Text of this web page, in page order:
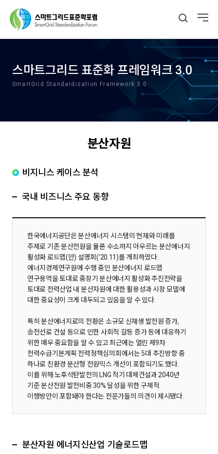
스마트그리드 표준화 프레임워크 3.0
SmartGrid Standardization Framework 3.0
분산자원
비지니스 케이스 분석
국내 비즈니스 주요 동향
한국에너지공단은 분산에너지 시스템의 현재와 미래를
주제로 기존 분산전원을 물론 수소까지 아우르는 분산에너지
활성화 로드맵(안) 설명회(‘20.11)를 개최하였다.
에너지경제연구원에 수행 중인 분산에너지 로드맵
연구용역을 토대로 중장기 분산에너지 활성화 추진전략을
토대로 전력산업 내 분산자원에 대한 활용성과 시장 모델에
대한 중요성이 크게 대두되고 있음을 알 수 있다.
특히 분산에너지로의 전환은 소규모 신재생 발전원 증가,
송전선로 건설 등으로 인한 사회적 갈등 증가 등에 대응하기
위한 매우 중요함을 알 수 있고 최근에는 열린 제9차
전력수급기본계획 전력정책심의회에서는 5대 추진방향 중
하나로 친환경·분산형 전원믹스 개선이 포함되기도 했다.
이를 위해 노후석탄발전의 LNG 적기 대체건설과 2040년
기준 분산전원 발전비중 30% 달성을 위한 구체적
이행방안이 포함돼야 한다는 전문가들의 의견이 제시됐다.
분산자원 에너지신산업 기술로드맵